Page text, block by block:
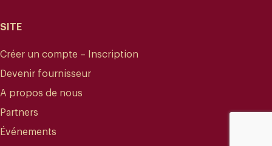
SITE
Créer un compte – Inscription
Devenir fournisseur
A propos de nous
Partners
Événements